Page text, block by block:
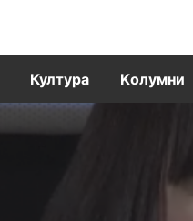
Култура Kолумни